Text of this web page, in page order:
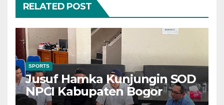
RELATED POST
SPORTS
Jusuf Hamka Kunjungin SOD
NPCI Kabupaten Bogor